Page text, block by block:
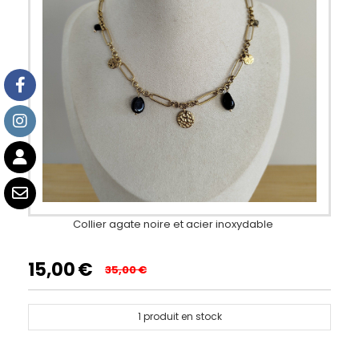
Collier agate noire et acier inoxydable
15,00€ 35,00€
1 produit en stock